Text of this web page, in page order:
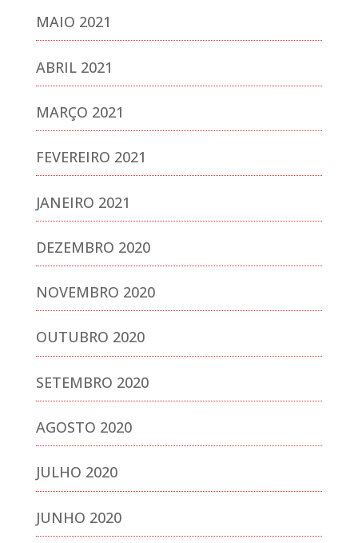
MAIO 2021
ABRIL 2021
MARÇO 2021
FEVEREIRO 2021
JANEIRO 2021
DEZEMBRO 2020
NOVEMBRO 2020
OUTUBRO 2020
SETEMBRO 2020
AGOSTO 2020
JULHO 2020
JUNHO 2020